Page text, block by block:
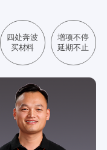
四处奔波
买材料
增项不停
延期不止